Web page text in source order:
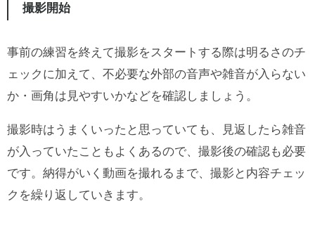
撮影開始
事前の練習を終えて撮影をスタートする際は明るさのチ
ェックに加えて、不必要な外部の音声や雑音が入らない
か・画角は見やすいかなどを確認しましょう。
撮影時はうまくいったと思っていても、見返したら雑音
が入っていたこともよくあるので、撮影後の確認も必要
です。納得がいく動画を撮れるまで、撮影と内容チェッ
クを繰り返していきます。